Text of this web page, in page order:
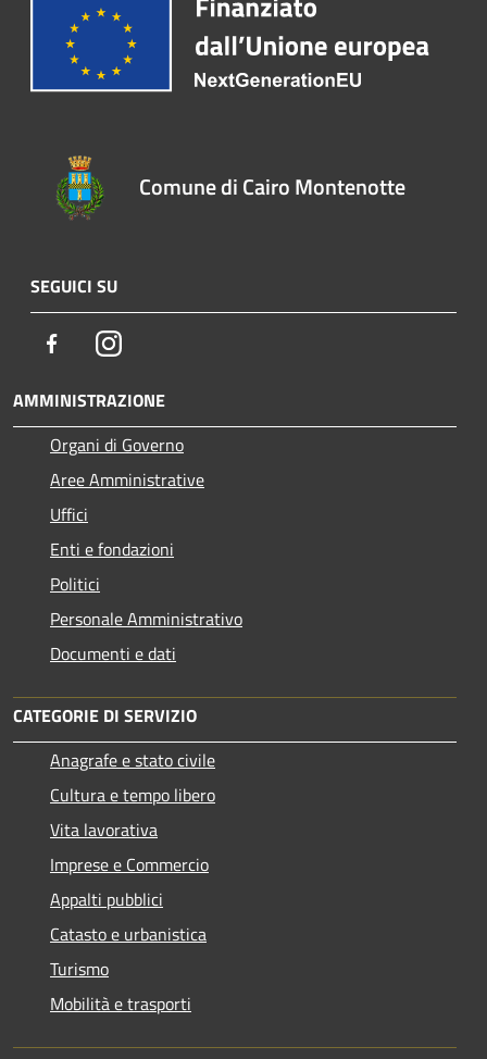
Comune di Cairo Montenotte
SEGUICI SU
FacebookInstagram
AMMINISTRAZIONE
Organi di Governo
Aree Amministrative
Uffici
Enti e fondazioni
Politici
Personale Amministrativo
Documenti e dati
CATEGORIE DI SERVIZIO
Anagrafe e stato civile
Cultura e tempo libero
Vita lavorativa
Imprese e Commercio
Appalti pubblici
Catasto e urbanistica
Turismo
Mobilità e trasporti